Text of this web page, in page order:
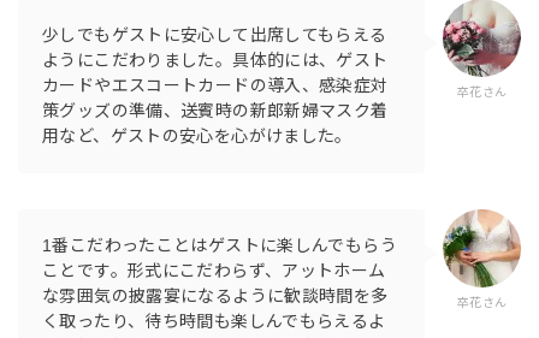
卒花さん
少しでもゲストに安心して出席してもらえる
ようにこだわりました。具体的には、ゲスト
カードやエスコートカードの導入、感染症対
策グッズの準備、送賓時の新郎新婦マスク着
用など、ゲストの安心を心がけました。
卒花さん
1番こだわったことはゲストに楽しんでもらう
ことです。形式にこだわらず、アットホーム
な雰囲気の披露宴になるように歓談時間を多
く取ったり、待ち時間も楽しんでもらえるよ